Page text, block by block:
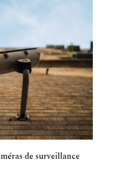
de surveillance